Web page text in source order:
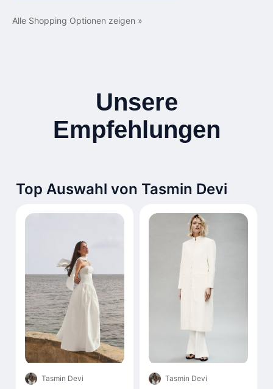
Alle Shopping Optionen zeigen »
Unsere
Empfehlungen
Top Auswahl von Tasmin Devi
Tasmin Devi
Tasmin Devi